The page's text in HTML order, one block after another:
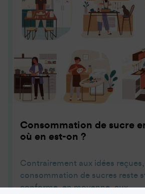
Consommation de sucre
où en est-on ?
Contrairement aux idées
consommation de sucres reste
conforme, en moyenne, aux